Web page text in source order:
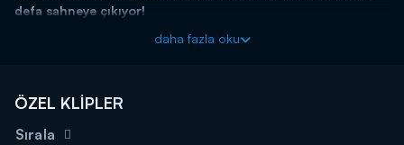
defa sahneye çıkıyor!
Eşref Rüya çarşamba 20.00'de Kanal D'de!
daha fazla oku
ÖZEL KLİPLER
Sırala